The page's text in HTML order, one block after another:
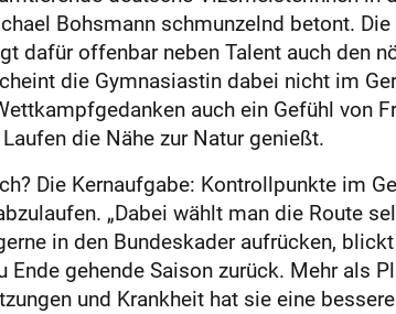
Bohsmann schmunzelnd betont.
dafür offenbar neben Talent auch den
die Gymnasiastin dabei nicht im
auch ein Gefühl von
die Nähe zur Natur genießt.
Die Kernaufgabe: Kontrollpunkte im
„Dabei wählt man die Route
in den Bundeskader aufrücken,
gehende Saison zurück. Mehr als
und Krankheit hat sie eine